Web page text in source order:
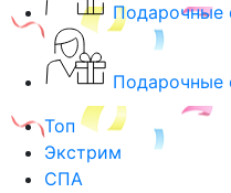
Подарочные
Подарочные
Топ
Экстрим
СПА